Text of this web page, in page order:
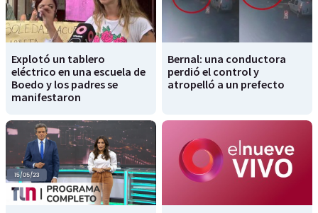
Explotó un tablero
eléctrico en una escuela de
Boedo y los padres se
manifestaron
Bernal: una conductora
perdió el control y
atropelló a un prefecto